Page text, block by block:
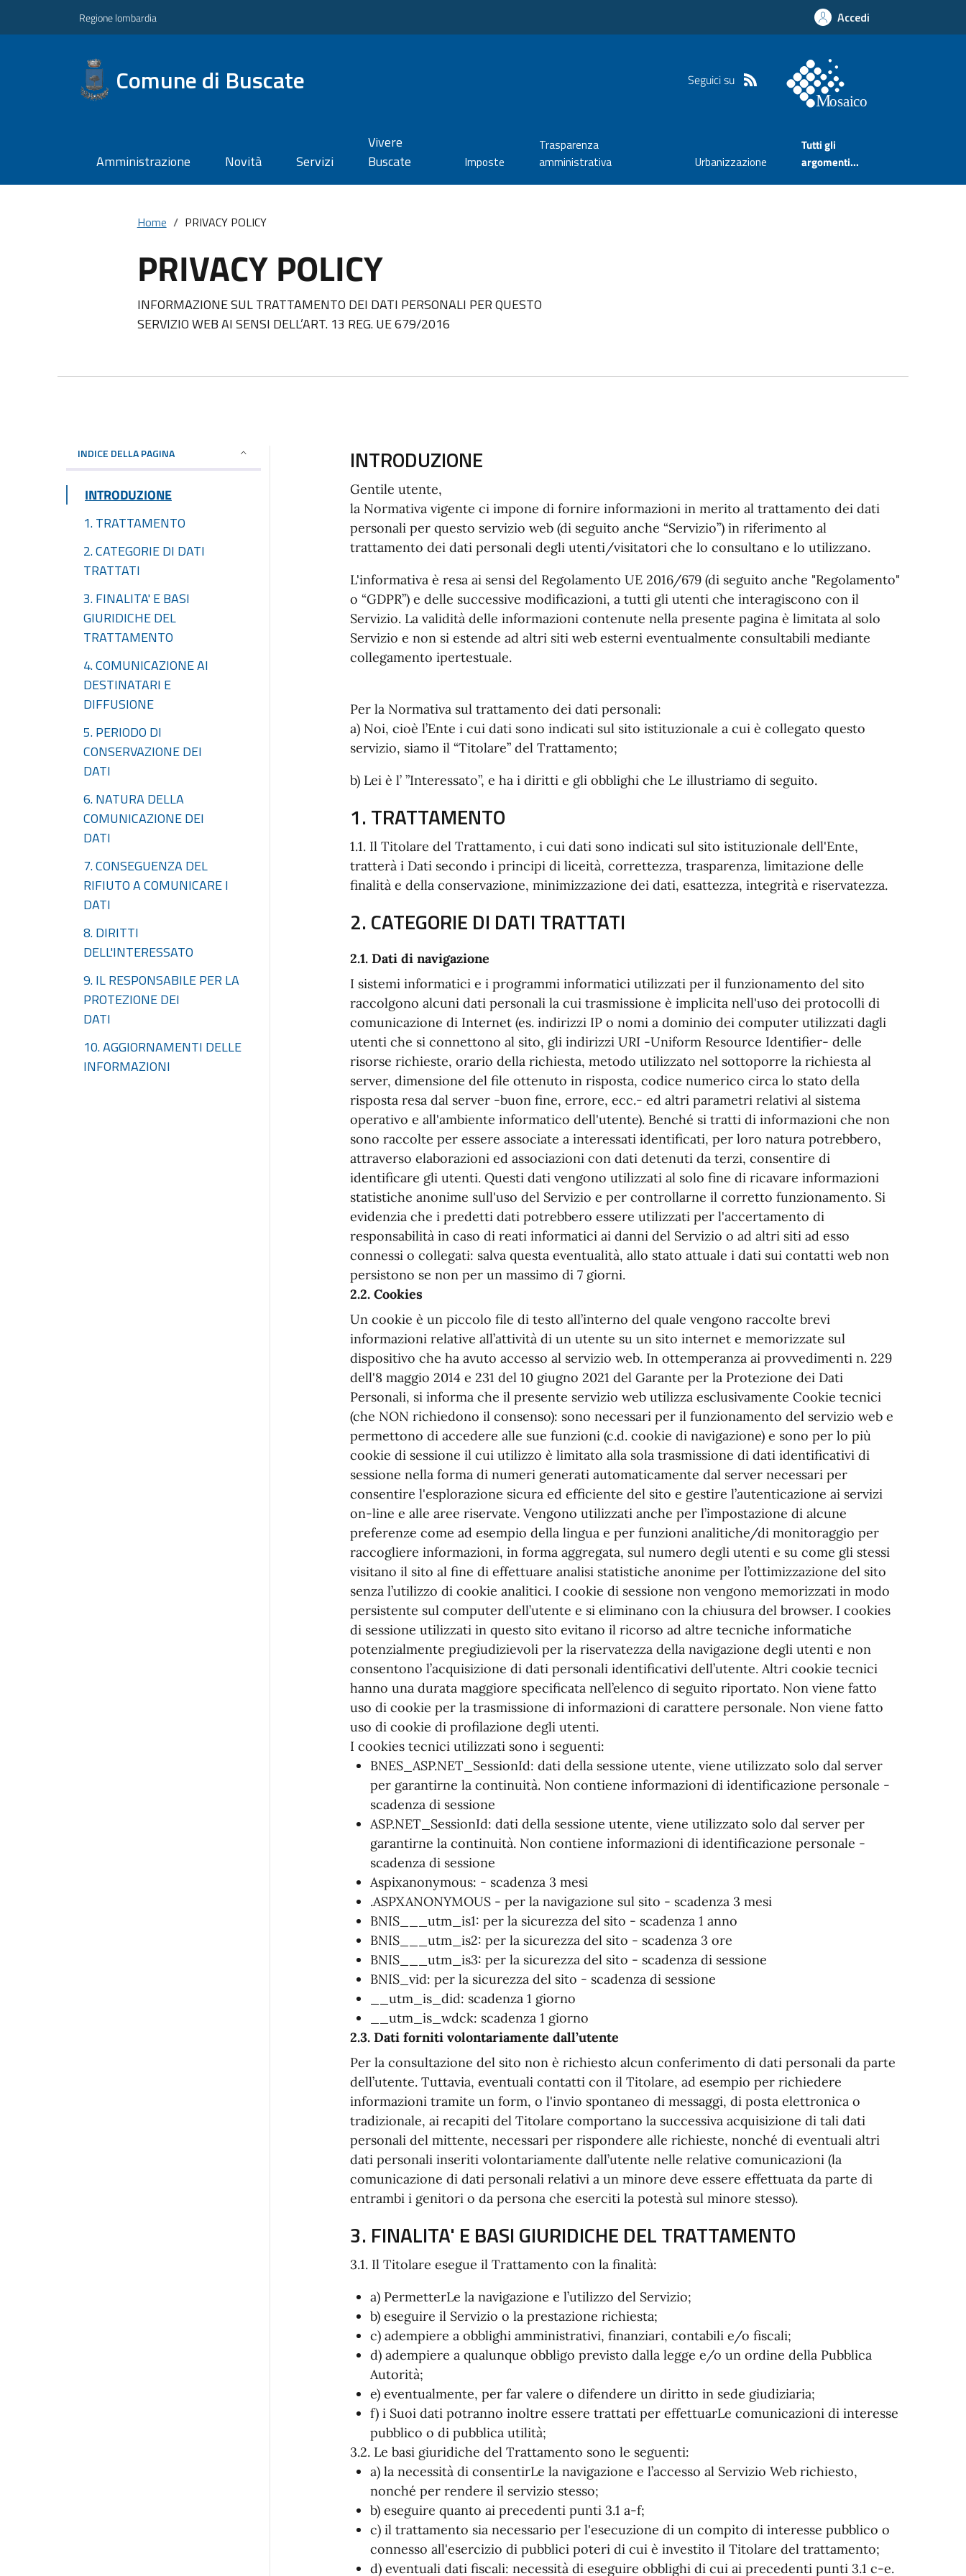
Regione lombardia Accedi
Comune di Buscate Seguici su
Amministrazione Novità Servizi
Vivere
Buscate
Imposte
Trasparenza
amministrativa
Urbanizzazione
Tutti gli
argomenti...
Home PRIVACY POLICY
PRIVACY POLICY
INFORMAZIONE SUL TRATTAMENTO DEI DATI PERSONALI PER QUESTO
SERVIZIO WEB AI SENSI DELL’ART. 13 REG. UE 679/2016
INDICE DELLA PAGINA
INTRODUZIONE
1. TRATTAMENTO
2. CATEGORIE DI DATI
TRATTATI
3. FINALITA' E BASI
GIURIDICHE DEL
TRATTAMENTO
4. COMUNICAZIONE AI
DESTINATARI E
DIFFUSIONE
5. PERIODO DI
CONSERVAZIONE DEI
DATI
6. NATURA DELLA
COMUNICAZIONE DEI
DATI
7. CONSEGUENZA DEL
RIFIUTO A COMUNICARE I
DATI
8. DIRITTI
DELL'INTERESSATO
9. IL RESPONSABILE PER LA
PROTEZIONE DEI
DATI
10. AGGIORNAMENTI DELLE
INFORMAZIONI
INTRODUZIONE
Gentile utente,
la Normativa vigente ci impone di fornire informazioni in merito al trattamento dei dati
personali per questo servizio web (di seguito anche “Servizio”) in riferimento al
trattamento dei dati personali degli utenti/visitatori che lo consultano e lo utilizzano.
L'informativa è resa ai sensi del Regolamento UE 2016/679 (di seguito anche "Regolamento"
o “GDPR”) e delle successive modificazioni, a tutti gli utenti che interagiscono con il
Servizio. La validità delle informazioni contenute nella presente pagina è limitata al solo
Servizio e non si estende ad altri siti web esterni eventualmente consultabili mediante
collegamento ipertestuale.
Per la Normativa sul trattamento dei dati personali:
a) Noi, cioè l’Ente i cui dati sono indicati sul sito istituzionale a cui è collegato questo
servizio, siamo il “Titolare” del Trattamento;
b) Lei è l’ ”Interessato”, e ha i diritti e gli obblighi che Le illustriamo di seguito.
1. TRATTAMENTO
1.1. Il Titolare del Trattamento, i cui dati sono indicati sul sito istituzionale dell'Ente,
tratterà i Dati secondo i principi di liceità, correttezza, trasparenza, limitazione delle
finalità e della conservazione, minimizzazione dei dati, esattezza, integrità e riservatezza.
2. CATEGORIE DI DATI TRATTATI
2.1. Dati di navigazione
I sistemi informatici e i programmi informatici utilizzati per il funzionamento del sito
raccolgono alcuni dati personali la cui trasmissione è implicita nell'uso dei protocolli di
comunicazione di Internet (es. indirizzi IP o nomi a dominio dei computer utilizzati dagli
utenti che si connettono al sito, gli indirizzi URI -Uniform Resource Identifier- delle
risorse richieste, orario della richiesta, metodo utilizzato nel sottoporre la richiesta al
server, dimensione del file ottenuto in risposta, codice numerico circa lo stato della
risposta resa dal server -buon fine, errore, ecc.- ed altri parametri relativi al sistema
operativo e all'ambiente informatico dell'utente). Benché si tratti di informazioni che non
sono raccolte per essere associate a interessati identificati, per loro natura potrebbero,
attraverso elaborazioni ed associazioni con dati detenuti da terzi, consentire di
identificare gli utenti. Questi dati vengono utilizzati al solo fine di ricavare informazioni
statistiche anonime sull'uso del Servizio e per controllarne il corretto funzionamento. Si
evidenzia che i predetti dati potrebbero essere utilizzati per l'accertamento di
responsabilità in caso di reati informatici ai danni del Servizio o ad altri siti ad esso
connessi o collegati: salva questa eventualità, allo stato attuale i dati sui contatti web non
persistono se non per un massimo di 7 giorni.
2.2. Cookies
Un cookie è un piccolo file di testo all’interno del quale vengono raccolte brevi
informazioni relative all’attività di un utente su un sito internet e memorizzate sul
dispositivo che ha avuto accesso al servizio web. In ottemperanza ai provvedimenti n. 229
dell'8 maggio 2014 e 231 del 10 giugno 2021 del Garante per la Protezione dei Dati
Personali, si informa che il presente servizio web utilizza esclusivamente Cookie tecnici
(che NON richiedono il consenso): sono necessari per il funzionamento del servizio web e
permettono di accedere alle sue funzioni (c.d. cookie di navigazione) e sono per lo più
cookie di sessione il cui utilizzo è limitato alla sola trasmissione di dati identificativi di
sessione nella forma di numeri generati automaticamente dal server necessari per
consentire l'esplorazione sicura ed efficiente del sito e gestire l’autenticazione ai servizi
on-line e alle aree riservate. Vengono utilizzati anche per l’impostazione di alcune
preferenze come ad esempio della lingua e per funzioni analitiche/di monitoraggio per
raccogliere informazioni, in forma aggregata, sul numero degli utenti e su come gli stessi
visitano il sito al fine di effettuare analisi statistiche anonime per l’ottimizzazione del sito
senza l’utilizzo di cookie analitici. I cookie di sessione non vengono memorizzati in modo
persistente sul computer dell’utente e si eliminano con la chiusura del browser. I cookies
di sessione utilizzati in questo sito evitano il ricorso ad altre tecniche informatiche
potenzialmente pregiudizievoli per la riservatezza della navigazione degli utenti e non
consentono l’acquisizione di dati personali identificativi dell’utente. Altri cookie tecnici
hanno una durata maggiore specificata nell’elenco di seguito riportato. Non viene fatto
uso di cookie per la trasmissione di informazioni di carattere personale. Non viene fatto
uso di cookie di profilazione degli utenti.
I cookies tecnici utilizzati sono i seguenti:
BNES_ASP.NET_SessionId: dati della sessione utente, viene utilizzato solo dal server
per garantirne la continuità. Non contiene informazioni di identificazione personale -
scadenza di sessione
ASP.NET_SessionId: dati della sessione utente, viene utilizzato solo dal server per
garantirne la continuità. Non contiene informazioni di identificazione personale -
scadenza di sessione
Aspixanonymous: - scadenza 3 mesi
.ASPXANONYMOUS - per la navigazione sul sito - scadenza 3 mesi
BNIS___utm_is1: per la sicurezza del sito - scadenza 1 anno
BNIS___utm_is2: per la sicurezza del sito - scadenza 3 ore
BNIS___utm_is3: per la sicurezza del sito - scadenza di sessione
BNIS_vid: per la sicurezza del sito - scadenza di sessione
__utm_is_did: scadenza 1 giorno
__utm_is_wdck: scadenza 1 giorno
2.3. Dati forniti volontariamente dall’utente
Per la consultazione del sito non è richiesto alcun conferimento di dati personali da parte
dell’utente. Tuttavia, eventuali contatti con il Titolare, ad esempio per richiedere
informazioni tramite un form, o l'invio spontaneo di messaggi, di posta elettronica o
tradizionale, ai recapiti del Titolare comportano la successiva acquisizione di tali dati
personali del mittente, necessari per rispondere alle richieste, nonché di eventuali altri
dati personali inseriti volontariamente dall’utente nelle relative comunicazioni (la
comunicazione di dati personali relativi a un minore deve essere effettuata da parte di
entrambi i genitori o da persona che eserciti la potestà sul minore stesso).
3. FINALITA' E BASI GIURIDICHE DEL TRATTAMENTO
3.1. Il Titolare esegue il Trattamento con la finalità:
a) PermetterLe la navigazione e l’utilizzo del Servizio;
b) eseguire il Servizio o la prestazione richiesta;
c) adempiere a obblighi amministrativi, finanziari, contabili e/o fiscali;
d) adempiere a qualunque obbligo previsto dalla legge e/o un ordine della Pubblica
Autorità;
e) eventualmente, per far valere o difendere un diritto in sede giudiziaria;
f) i Suoi dati potranno inoltre essere trattati per effettuarLe comunicazioni di interesse
pubblico o di pubblica utilità;
3.2. Le basi giuridiche del Trattamento sono le seguenti:
a) la necessità di consentirLe la navigazione e l’accesso al Servizio Web richiesto,
nonché per rendere il servizio stesso;
b) eseguire quanto ai precedenti punti 3.1 a-f;
c) il trattamento sia necessario per l'esecuzione di un compito di interesse pubblico o
connesso all'esercizio di pubblici poteri di cui è investito il Titolare del trattamento;
d) eventuali dati fiscali: necessità di eseguire obblighi di cui ai precedenti punti 3.1 c-e.